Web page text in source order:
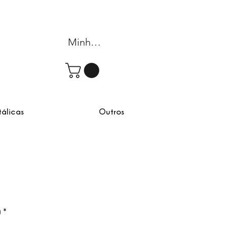
Minha conta
Outros
*